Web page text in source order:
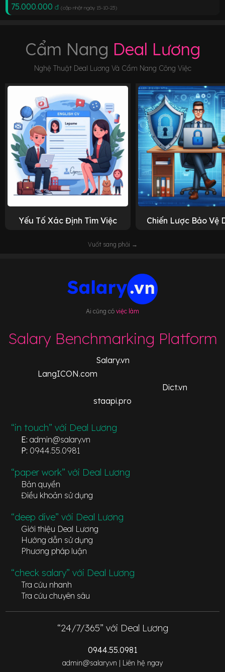
75.000.000 đ (cập nhật ngày 15-10-23)
Cẩm Nang Deal Lương
Nghệ Thuật Deal Lương Và Cẩm Nang Công Việc
Yếu Tố Xác Định Tìm Việc Chiến Lược Bảo Vệ
Vuốt sang phải →
Ai cũng có việc làm
Salary Benchmarking Platform
Salary.vn
LangICON.com
Dict.vn
staapi.pro
“in touch” với Deal Lương
E: admin@salary.vn
P: 0944.55.0981
“paper work” với Deal Lương
Bản quyền
Điều khoản sử dụng
“deep dive” với Deal Lương
Giới thiệu Deal Lương
Hướng dẫn sử dụng
Phương pháp luận
“check salary” với Deal Lương
Tra cứu nhanh
Tra cứu chuyên sâu
“24/7/365” với Deal Lương
0944.55.0981
admin@salary.vn | Liên hệ ngay